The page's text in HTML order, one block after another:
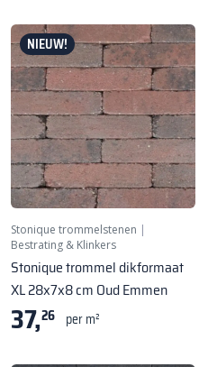
NIEUW!
Stonique trommelstenen |
Bestrating & Klinkers
Stonique trommel dikformaat
XL 28x7x8 cm Oud Emmen
37,26 per m²